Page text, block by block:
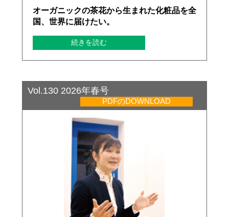
オーガニックの茶花から生まれた化粧品を全
国、世界に届けたい。
続きを読む
Vol.130 2026年春号
PDFのDOWNLOAD